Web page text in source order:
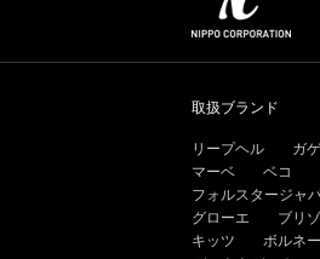
取扱ブランド
リープヘル ガ
マーベ
ベコ
フォルスタージャ
グローエ
ブリゾ
キッツ
ボルネ